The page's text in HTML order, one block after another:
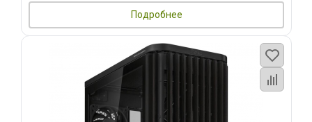
Подробнее